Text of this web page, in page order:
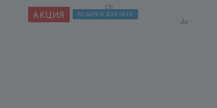
АКЦИЯ ПОДАРКИ ДЛЯ НЕГО